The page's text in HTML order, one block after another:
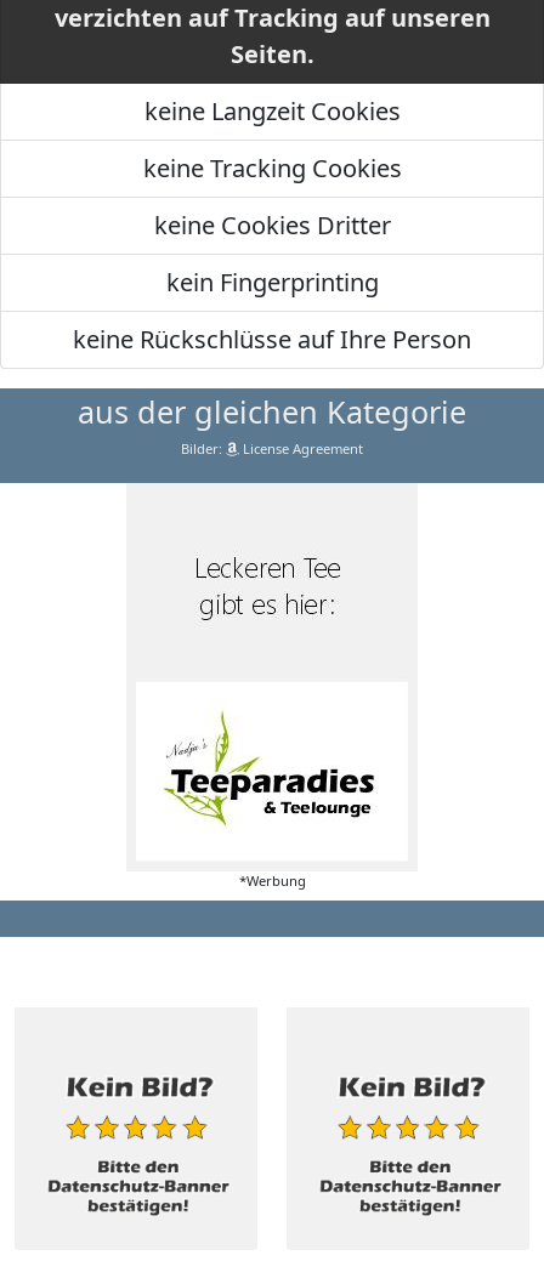
verzichten auf Tracking auf unseren
Seiten.
keine Langzeit Cookies
keine Tracking Cookies
keine Cookies Dritter
kein Fingerprinting
keine Rückschlüsse auf Ihre Person
aus der gleichen Kategorie
Bilder: License Agreement
*Werbung